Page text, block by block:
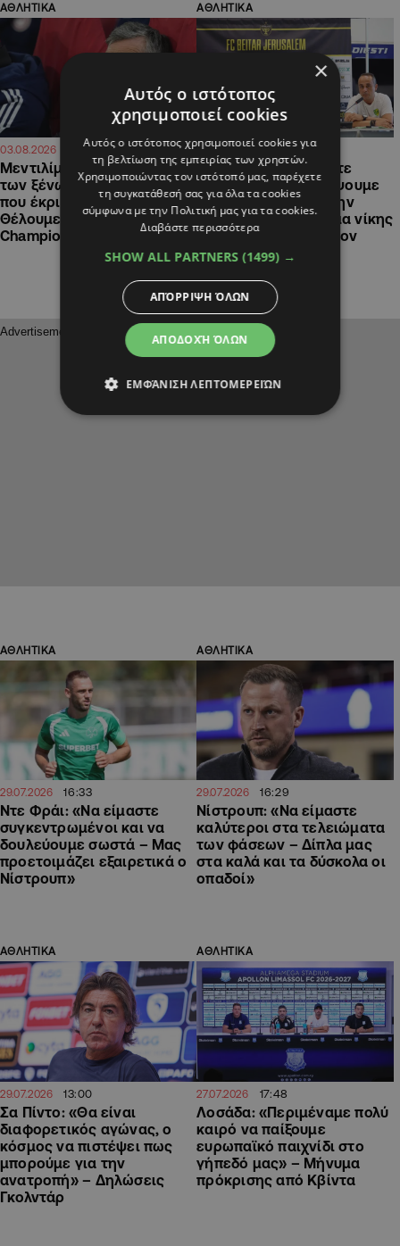
ΑΘΛΗΤΙΚΑ
03.08.2026 17:32
Μεντιλίμπαρ: «Στη λίστα
των ξένων επέλεξα αυτούς
που έκρινα καλύτερους –
Θέλουμε να βρεθούμε στο
Champions League»
ΑΘΛΗΤΙΚΑ
29.07.2026 18:15
Καμορανέζι: «Είμαστε
έτοιμοι για να παλέψουμε
μέχρι το τέλος για την
πρόκριση» – Σύνθημα νίκης
και πρόκρισης από τον
Σαμπορίτ
ΑΘΛΗΤΙΚΑ
29.07.2026 16:33
Nτε Φράι: «Να είμαστε
συγκεντρωμένοι και να
δουλεύουμε σωστά – Μας
προετοιμάζει εξαιρετικά ο
Νίστρουπ»
ΑΘΛΗΤΙΚΑ
29.07.2026 16:29
Νίστρουπ: «Να είμαστε
καλύτεροι στα τελειώματα
των φάσεων – Δίπλα μας
στα καλά και τα δύσκολα οι
οπαδοί»
ΑΘΛΗΤΙΚΑ
29.07.2026 13:00
Σα Πίντο: «Θα είναι
διαφορετικός αγώνας, ο
κόσμος να πιστέψει πως
μπορούμε για την
ανατροπή» – Δηλώσεις
Γκολντάρ
ΑΘΛΗΤΙΚΑ
27.07.2026 17:48
Λοσάδα: «Περιμέναμε πολύ
καιρό να παίξουμε
ευρωπαϊκό παιχνίδι στο
γήπεδό μας» – Μήνυμα
πρόκρισης από Κβίντα
×
Αυτός ο ιστότοπος
χρησιμοποιεί cookies
Αυτός ο ιστότοπος χρησιμοποιεί cookies για
τη βελτίωση της εμπειρίας των χρηστών.
Χρησιμοποιώντας τον ιστότοπό μας, παρέχετε
τη συγκατάθεσή σας για όλα τα cookies
σύμφωνα με την Πολιτική μας για τα cookies.
Διαβάστε περισσότερα
SHOW ALL PARTNERS (1499) →
ΑΠΟΔΟΧΉ ΌΛΩΝ
ΑΠΌΡΡΙΨΗ ΌΛΩΝ
ΕΜΦΆΝΙΣΗ ΛΕΠΤΟΜΕΡΕΙΏΝ